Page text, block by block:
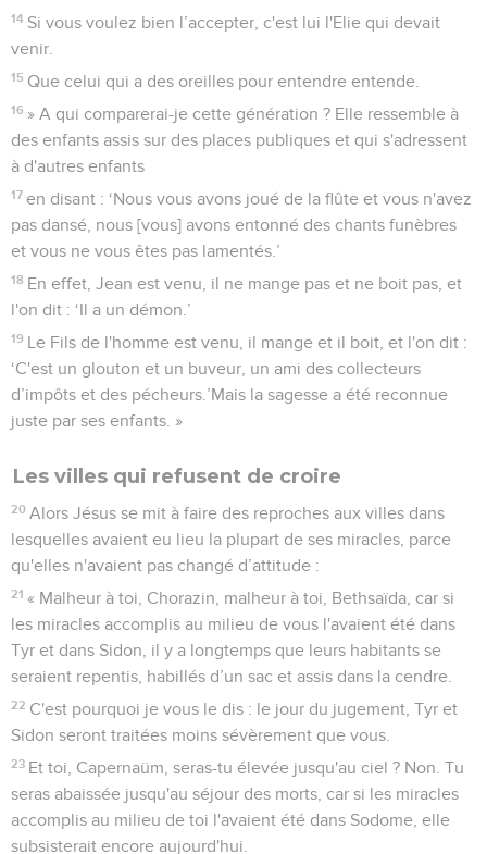
14 Si vous voulez bien l’accepter, c'est lui l'Elie qui devait
venir.
15 Que celui qui a des oreilles pour entendre entende.
16 » A qui comparerai-je cette génération ? Elle ressemble à
des enfants assis sur des places publiques et qui s'adressent
à d'autres enfants
17 en disant : ‘Nous vous avons joué de la flûte et vous n'avez
pas dansé, nous [vous] avons entonné des chants funèbres
et vous ne vous êtes pas lamentés.’
18 En effet, Jean est venu, il ne mange pas et ne boit pas, et
l'on dit : ‘Il a un démon.’
19 Le Fils de l'homme est venu, il mange et il boit, et l'on dit :
‘C'est un glouton et un buveur, un ami des collecteurs
d’impôts et des pécheurs.’Mais la sagesse a été reconnue
juste par ses enfants. »
Les villes qui refusent de croire
20 Alors Jésus se mit à faire des reproches aux villes dans
lesquelles avaient eu lieu la plupart de ses miracles, parce
qu'elles n'avaient pas changé d’attitude :
21 « Malheur à toi, Chorazin, malheur à toi, Bethsaïda, car si
les miracles accomplis au milieu de vous l'avaient été dans
Tyr et dans Sidon, il y a longtemps que leurs habitants se
seraient repentis, habillés d’un sac et assis dans la cendre.
22 C'est pourquoi je vous le dis : le jour du jugement, Tyr et
Sidon seront traitées moins sévèrement que vous.
23 Et toi, Capernaüm, seras-tu élevée jusqu'au ciel ? Non. Tu
seras abaissée jusqu'au séjour des morts, car si les miracles
accomplis au milieu de toi l'avaient été dans Sodome, elle
subsisterait encore aujourd'hui.